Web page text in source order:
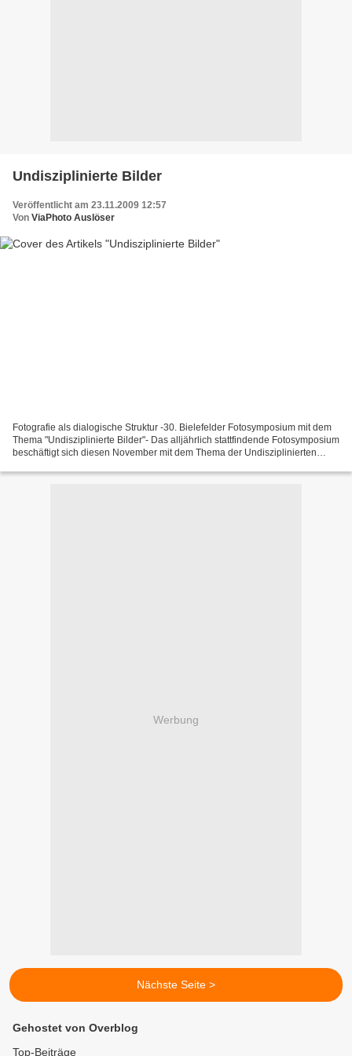
Undisziplinierte Bilder
Veröffentlicht am 23.11.2009 12:57
Von ViaPhoto Auslöser
Fotografie als dialogische Struktur -30. Bielefelder Fotosymposium mit dem
Thema "Undisziplinierte Bilder"- Das alljährlich stattfindende Fotosymposium
beschäftigt sich diesen November mit dem Thema der Undisziplinierten
Werbung
Nächste Seite >
Gehostet von Overblog
Top-Beiträge